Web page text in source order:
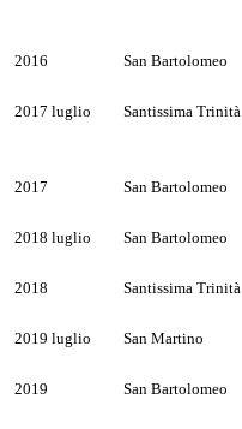
2016 San Bartolomeo
2017 luglio Santissima Trinità
2017 San Bartolomeo
2018 luglio San Bartolomeo
2018 Santissima Trinità
2019 luglio San Martino
2019 San Bartolomeo